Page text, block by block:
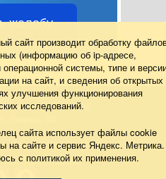
жалобу
области 2013–2026
Факс: (4832) 41-13-10
виде
сайт производит обработку
(информацию об ip-адресе,
системы, типе и
на сайт, и сведения об открытых
улучшения функционирования
исследований.
сайта использует файлы cookie
на сайте и сервис Яндекс. Метрика.
с политикой их применения.